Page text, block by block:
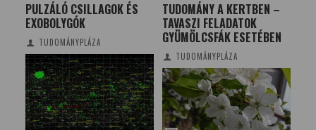
PULZÁLÓ CSILLAGOK ÉS
EXOBOLYGÓK
TUDOMÁNYPLÁZA
TUDOMÁNY A KERTBEN –
TAVASZI FELADATOK
GYÜMÖLCSFÁK ESETÉBEN
TUDOMÁNYPLÁZA